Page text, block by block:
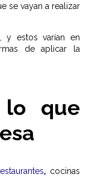
se vayan a realizar
y estos varían en
de aplicar la
lo que
, cocinas